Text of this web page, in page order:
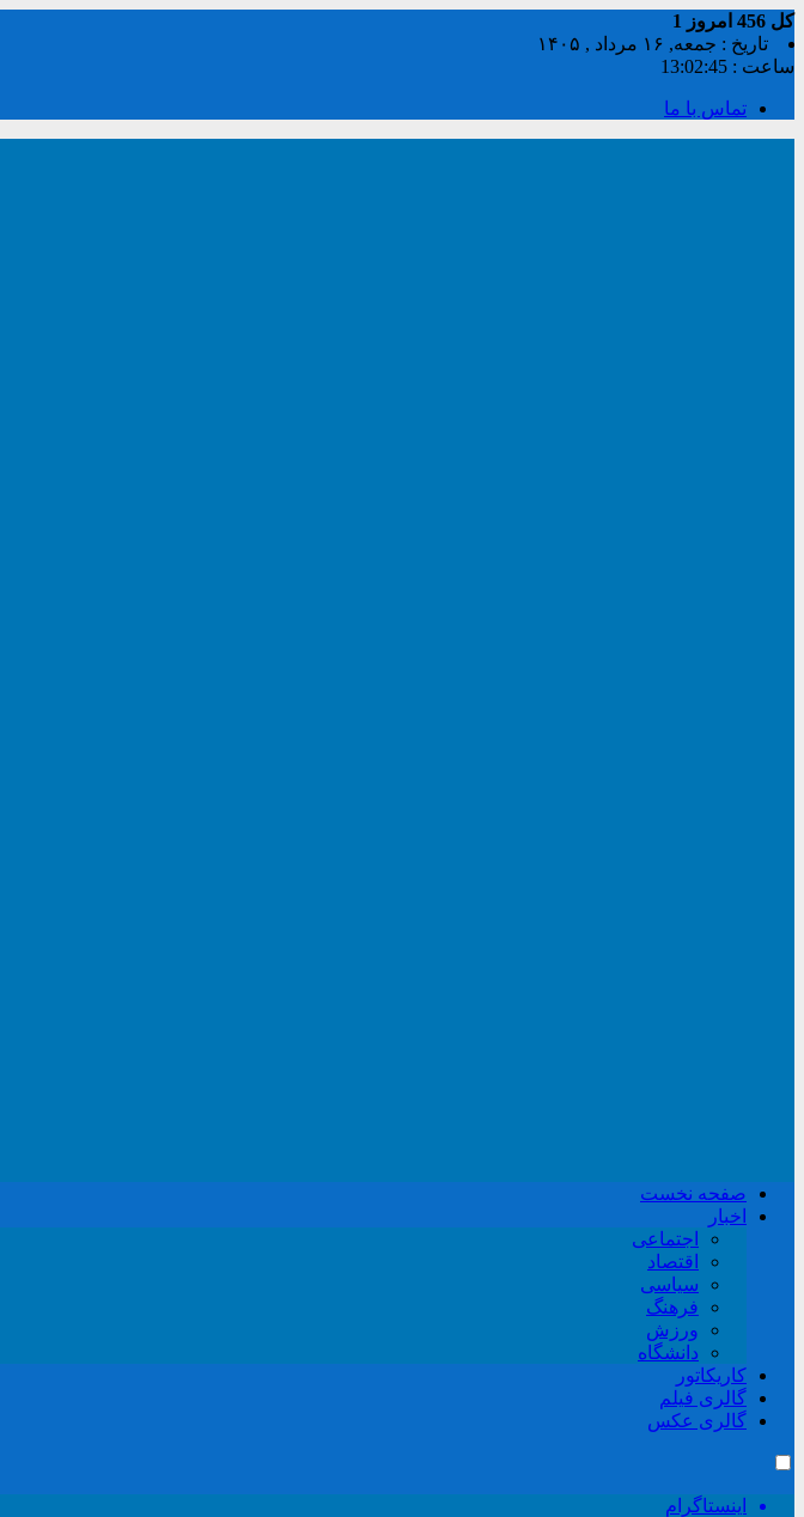
کل امروز
1
تاریخ : جمعه, ۱۶ مرداد , ۱۴۰۵
ساعت : 13:02:45
تماس با ما
صفحه نخست
اخبار
اجتماعی
اقتصاد
سیاسی
فرهنگ
ورزش
دانشگاه
کاریکاتور
گالری فیلم
گالری عکس
اینستاگرام